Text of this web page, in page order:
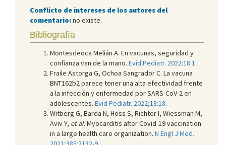
Conflicto de intereses de los autores del
comentario:no existe.
Bibliografía
Montesdeoca Melián A. En vacunas, seguridad y
confianza van de la mano. Evid Pediatr. 2022:18:1.
Fraile Astorga G, Ochoa Sangrador C. La vacuna
BNT162b2 parece tener una alta efectividad frente
a la infección y enfermedad por SARS-CoV-2 en
adolescentes. Evid Pediatr. 2022;18:18.
Witberg G, Barda N, Hoss S, Richter I, Wiessman M,
Aviv Y, et al. Myocarditis after Covid-19 vaccination
in a large health care organization. N Engl J Med.